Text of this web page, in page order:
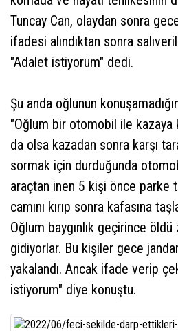
Tuncay Can, olaydan sonra
ifadesi alındıktan sonra
"Adalet istiyorum" dedi.
Şu anda oğlunun
"Oğlum bir otomobil ile kazaya
da olsa kazadan sonra karşı
sormak için durduğunda
araçtan inen 5 kişi önce parke
camını kırıp sonra kafasına
Oğlum baygınlık geçirince öldü
gidiyorlar. Bu kişiler gece
yakalandı. Ancak ifade verip
istiyorum" diye konuştu.